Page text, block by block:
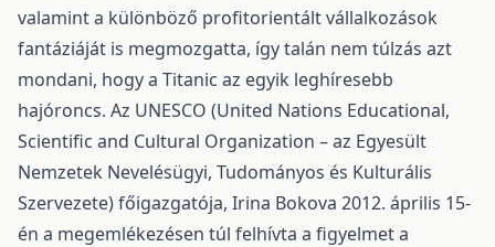
valamint a különböző profitorientált vállalkozások
fantáziáját is megmozgatta, így talán nem túlzás azt
mondani, hogy a Titanic az egyik leghíresebb
hajóroncs. Az UNESCO (United Nations Educational,
Scientific and Cultural Organization – az Egyesült
Nemzetek Nevelésügyi, Tudományos és Kulturális
Szervezete) főigazgatója, Irina Bokova 2012. április 15-
én a megemlékezésen túl felhívta a figyelmet a